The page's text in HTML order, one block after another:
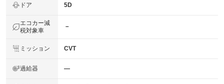
ドア 5D
エコカー減
税対象車
－
ミッション CVT
過給器 ―